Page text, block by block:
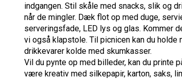
indgangen. Stil skåle med snacks, slik og
når de mingler. Dæk flot op med duge,
serveringsfade, LED lys og glas. Kommer
vi også klapstole. Til picnicen kan du holde
drikkevarer kolde med skumkasser.
Vil du pynte op med billeder, kan du printe
være kreativ med silkepapir, karton, saks,